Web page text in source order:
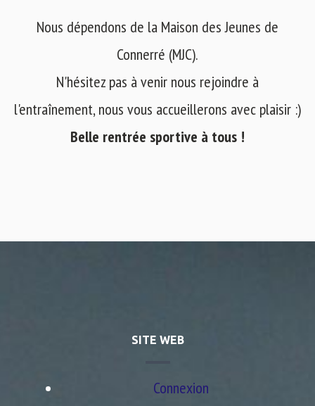
Nous dépendons de la Maison des Jeunes de
Connerré (MJC).
N'hésitez pas à venir nous rejoindre à
l'entraînement, nous vous accueillerons avec plaisir :)
Belle rentrée sportive à tous !
SITE WEB
Connexion